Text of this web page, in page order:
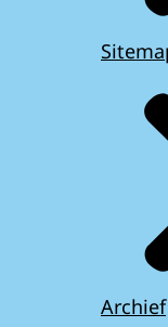
Archief